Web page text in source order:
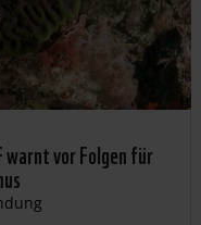
vor Folgen für